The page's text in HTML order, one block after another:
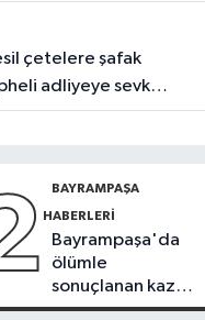
adliyeye sevk
Boğazı'ndan geçişini
BAYRAMPAŞA
HABERLERI
Bayrampaşa'da
ölümle
sonuçlanan kaza:
Sürücü